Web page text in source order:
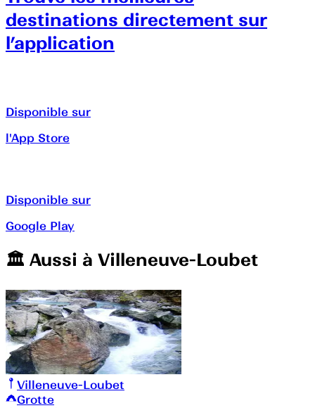
destinations directement sur
l’application
Disponible sur
l'App Store
Disponible sur
Google Play
🏛️️ Aussi à Villeneuve-Loubet
Villeneuve-Loubet
Grotte